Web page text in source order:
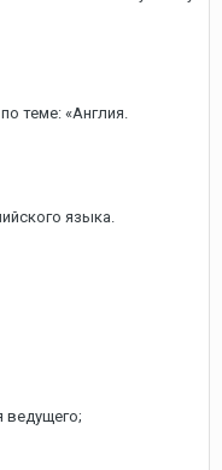
теме: «Англия.
языка.
ведущего;